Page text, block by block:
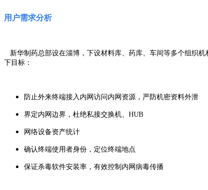
用户需求分析
新华制药总部设在淄博，下设材料库、药库、车间等多个组织
下目标：
防止外来终端接入内网访问内网资源，严防机密资料外泄
界定内网边界，杜绝私接交换机、HUB
网络设备资产统计
确认终端使用者身份，定位终端地点
保证杀毒软件安装率，有效控制内网病毒传播